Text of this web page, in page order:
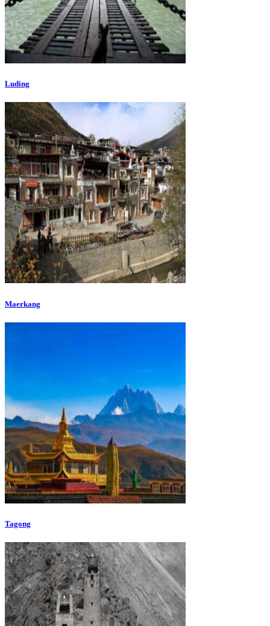
Luding
Maerkang
Tagong